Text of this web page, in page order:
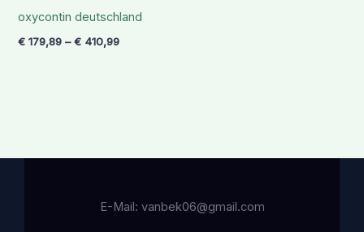
oxycontin deutschland
€ 179,89 –€ 410,99
€ 410,99
E-Mail: vanbek06@gmail.com